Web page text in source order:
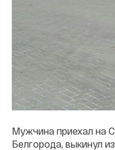
Мужчина приехал на
Белгорода, выкинул